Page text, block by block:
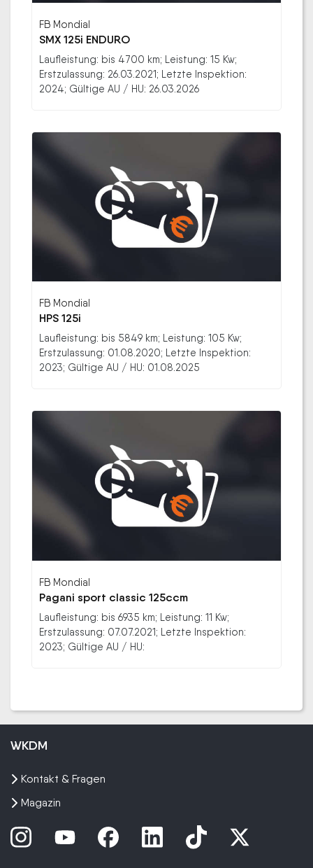
FB Mondial
SMX 125i ENDURO
Laufleistung: bis 4700 km; Leistung: 15 Kw;
Erstzulassung: 26.03.2021; Letzte Inspektion:
2024; Gültige AU / HU: 26.03.2026
FB Mondial
HPS 125i
Laufleistung: bis 5849 km; Leistung: 105 Kw;
Erstzulassung: 01.08.2020; Letzte Inspektion:
2023; Gültige AU / HU: 01.08.2025
FB Mondial
Pagani sport classic 125ccm
Laufleistung: bis 6935 km; Leistung: 11 Kw;
Erstzulassung: 07.07.2021; Letzte Inspektion:
2023; Gültige AU / HU:
WKDM
Kontakt & Fragen
Magazin